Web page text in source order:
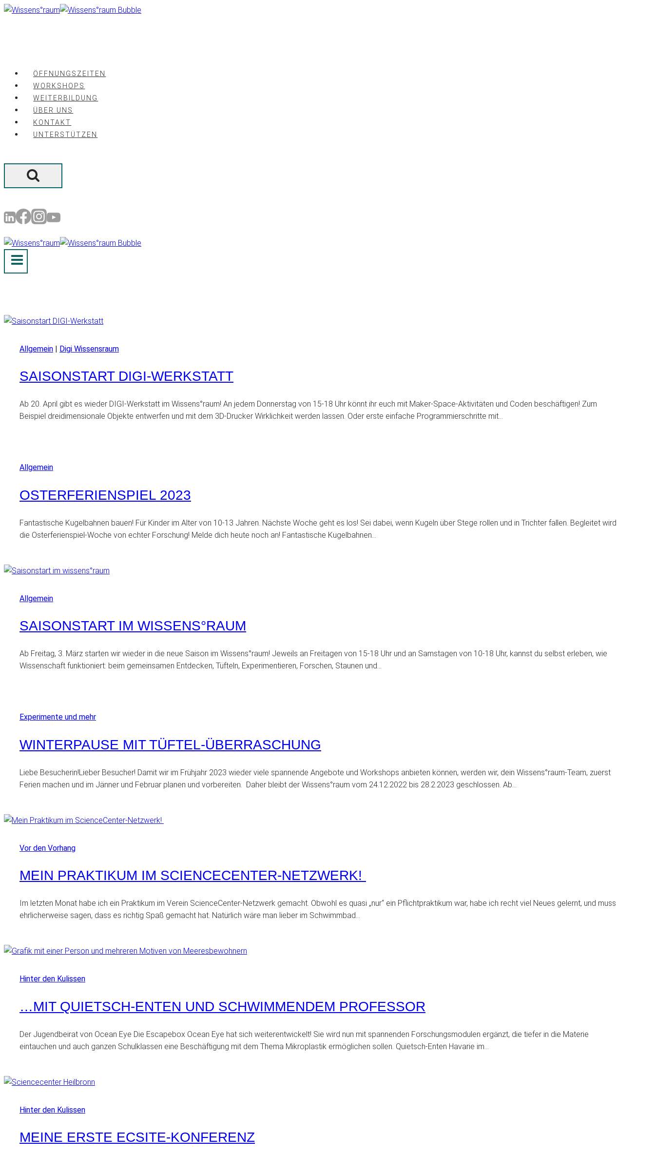
Zum
ÖFFNUNGSZEITEN
WORKSHOPS
WEITERBILDUNG
ÜBER UNS
KONTAKT
UNTERSTÜTZEN
Allgemein | Digi Wissensraum
SAISONSTART DIGI-WERKSTATT
Ab 20. April gibt es wieder DIGI-Werkstatt im Wissens°raum! An jedem Donnerstag von 15-18 Uhr könnt ihr euch mit Maker-Space-Aktivitäten und Coden beschäftigen! Zum
Beispiel dreidimensionale Objekte entwerfen und mit dem 3D-Drucker Wirklichkeit werden lassen. Oder erste einfache Programmierschritte mit…
Allgemein
OSTERFERIENSPIEL 2023
Fantastische Kugelbahnen bauen! Für Kinder im Alter von 10-13 Jahren. Nächste Woche geht es los! Sei dabei, wenn Kugeln über Stege rollen und in Trichter fallen. Begleitet wird
die Osterferienspiel-Woche von echter Forschung! Melde dich heute noch an! Fantastische Kugelbahnen…
Allgemein
SAISONSTART IM WISSENS°RAUM
Ab Freitag, 3. März starten wir wieder in die neue Saison im Wissens°raum! Jeweils an Freitagen von 15-18 Uhr und an Samstagen von 10-18 Uhr, kannst du selbst erleben, wie
Wissenschaft funktioniert: beim gemeinsamen Entdecken, Tüfteln, Experimentieren, Forschen, Staunen und…
Experimente und mehr
WINTERPAUSE MIT TÜFTEL-ÜBERRASCHUNG
Liebe Besucherin!Lieber Besucher! Damit wir im Frühjahr 2023 wieder viele spannende Angebote und Workshops anbieten können, werden wir, dein Wissens°raum-Team, zuerst
Ferien machen und im Jänner und Februar planen und vorbereiten. Daher bleibt der Wissens°raum vom 24.12.2022 bis 28.2.2023 geschlossen. Ab…
Vor den Vorhang
MEIN PRAKTIKUM IM SCIENCECENTER-NETZWERK!
Im letzten Monat habe ich ein Praktikum im Verein ScienceCenter-Netzwerk gemacht. Obwohl es quasi „nur“ ein Pflichtpraktikum war, habe ich recht viel Neues gelernt, und muss
ehrlicherweise sagen, dass es richtig Spaß gemacht hat. Natürlich wäre man lieber im Schwimmbad…
Hinter den Kulissen
…MIT QUIETSCH-ENTEN UND SCHWIMMENDEM PROFESSOR
Der Jugendbeirat von Ocean Eye Die Escapebox Ocean Eye hat sich weiterentwickelt! Sie wird nun mit spannenden Forschungsmodulen ergänzt, die tiefer in die Materie
eintauchen und auch ganzen Schulklassen eine Beschäftigung mit dem Thema Mikroplastik ermöglichen sollen. Quietsch-Enten Havarie im…
Hinter den Kulissen
MEINE ERSTE ECSITE-KONFERENZ